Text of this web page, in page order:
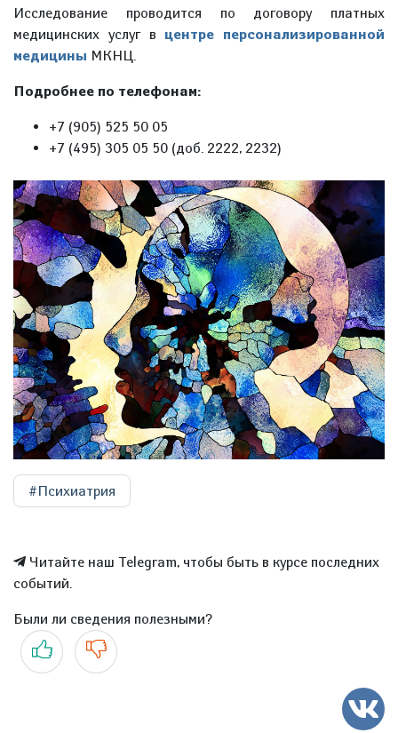
Исследование проводится по договору платных
медицинских услуг в центре персонализированной
медицины МКНЦ.
Подробнее по телефонам:
+7 (905) 525 50 05
+7 (495) 305 05 50 (доб. 2222, 2232)
#Психиатрия
Читайте наш Telegram, чтобы быть в курсе последних
событий.
Были ли сведения полезными?
Да